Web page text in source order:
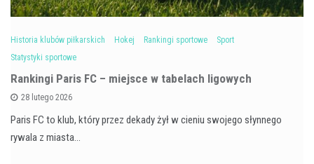
Historia klubów piłkarskich Hokej Rankingi sportowe
Sport
Statystyki sportowe
Rankingi Paris FC – miejsce w tabelach ligowych
28 lutego 2026
Paris FC to klub, który przez dekady żył w cieniu swojego słynnego
rywala z miasta…